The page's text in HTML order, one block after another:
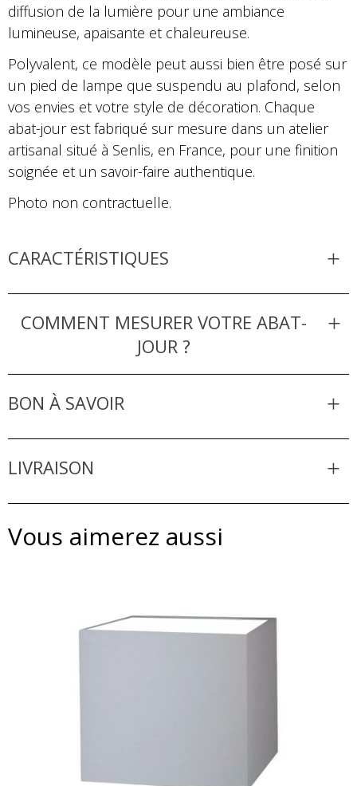
diffusion de la lumière pour une ambiance
lumineuse, apaisante et chaleureuse.
Polyvalent, ce modèle peut aussi bien être posé sur
un pied de lampe que suspendu au plafond, selon
vos envies et votre style de décoration. Chaque
abat-jour est fabriqué sur mesure dans un atelier
artisanal situé à Senlis, en France, pour une finition
soignée et un savoir-faire authentique.
Photo non contractuelle.
CARACTÉRISTIQUES
COMMENT MESURER VOTRE ABAT-
JOUR ?
BON À SAVOIR
LIVRAISON
Vous aimerez aussi